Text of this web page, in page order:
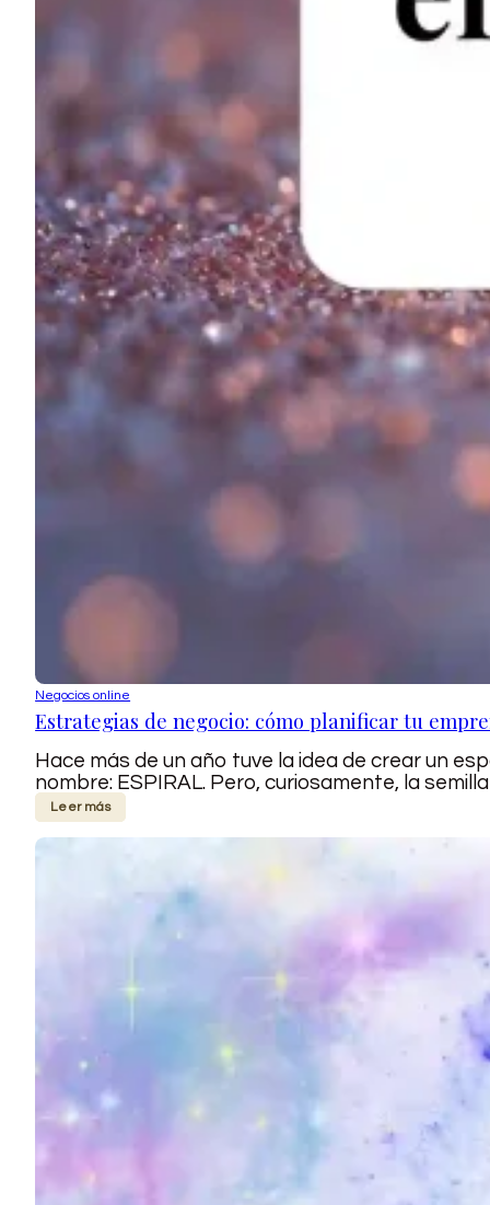
Negocios online
Estrategias de negocio: cómo planificar tu
Hace más de un año tuve la idea de crear un
nombre: ESPIRAL. Pero, curiosamente, la
Leer más